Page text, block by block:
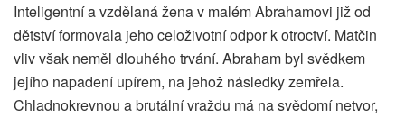
Inteligentní a vzdělaná žena v malém Abrahamovi již od
dětství formovala jeho celoživotní odpor k otroctví. Matčin
vliv však neměl dlouhého trvání. Abraham byl svědkem
jejího napadení upírem, na jehož následky zemřela.
Chladnokrevnou a brutální vraždu má na svědomí netvor,